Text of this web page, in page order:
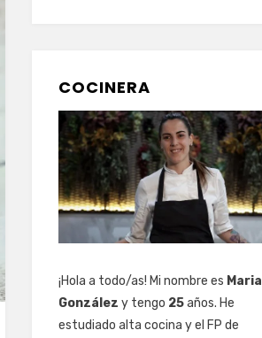
COCINERA
¡Hola a todo/as! Mi nombre es Maria
González y tengo 25años. He
estudiado alta cocina y el FP de